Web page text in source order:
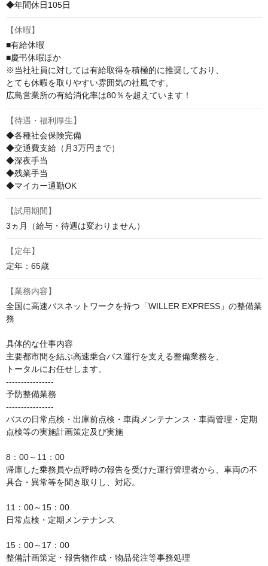
◆年間休⽇105⽇
【休暇】
■有給休暇
■慶弔休暇ほか
※当社社員に対しては有給取得を積極的に推奨しており、
とても休暇を取りやすい雰囲気の社⾵です。
広島営業所の有給消化率は80％を超えています！
【待遇・福利厚生】
◆各種社会保険完備
◆交通費⽀給（⽉3万円まで）
◆深夜⼿当
◆残業⼿当
◆マイカー通勤OK
【試用期間】
3ヵ月（給与・待遇は変わりません）
【定年】
定年：65歳
【業務内容】
全国に⾼速バスネットワークを持つ「WILLER EXPRESS」の整備業
務
具体的な仕事内容
主要都市間を結ぶ⾼速乗合バス運⾏を⽀える整備業務を、
トータルにお任せします。
----------------
予防整備業務
----------------
バスの日常点検・出庫前点検・車両メンテナンス・車両管理・定期
点検等の実施計画策定及び実施
8：00～11：00
帰庫した乗務員や点呼時の報告を受けた運行管理者から、車両の不
具合・異常等を聞き取りし、対応。
11：00～15：00
日常点検・定期メンテナンス
15：00～17：00
整備計画策定・報告物作成・物品発注等事務処理